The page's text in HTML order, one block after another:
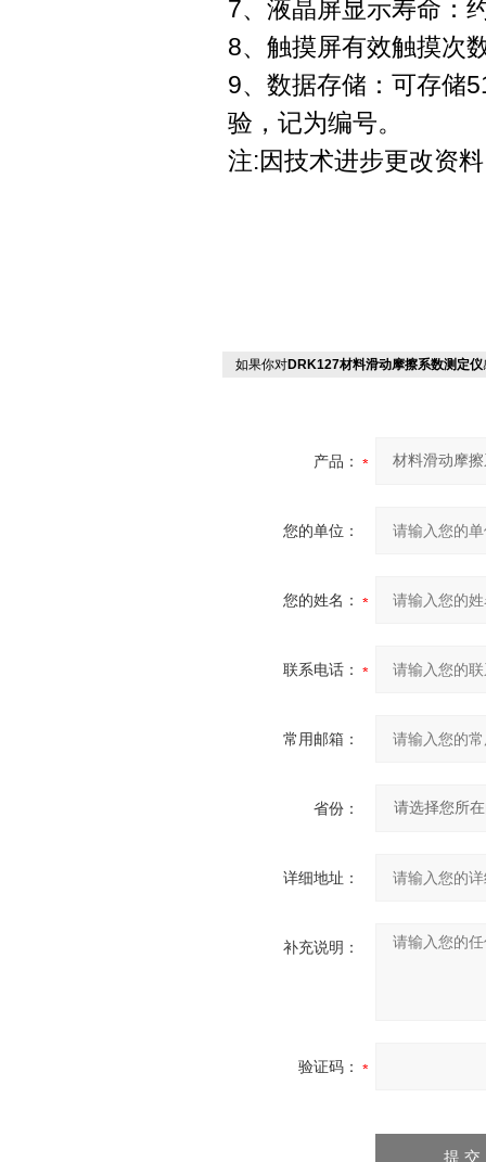
7、液晶屏显示寿命：
8、触摸屏有效触摸次
9、数据存储：可存储
验，记为编号。
注:因技术进步更改资
如果你对DRK127材料滑动摩擦系数测定仪
产品：
您的单位：
您的姓名：
联系电话：
常用邮箱：
省份：
详细地址：
补充说明：
验证码：